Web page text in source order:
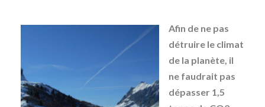
Afin de ne pas
détruire le climat
de la planète, il
ne faudrait pas
dépasser 1,5